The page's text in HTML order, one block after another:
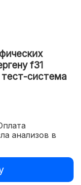
f31
система
анализов в